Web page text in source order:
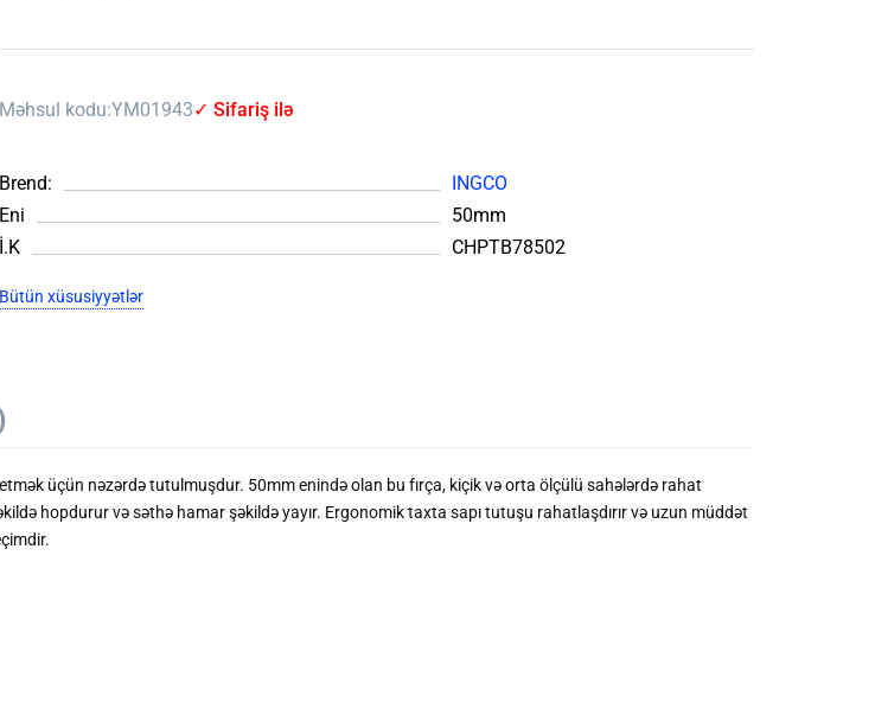
Məhsul kodu:YM01943✓ Sifariş ilə
Brend:
INGCO
Eni
50mm
İ.K
CHPTB78502
Bütün xüsusiyyətlər
üçün nəzərdə tutulmuşdur. 50mm enində olan bu fırça, kiçik və orta ölçülü sahələrdə rahat
hopdurur və səthə hamar şəkildə yayır. Ergonomik taxta sapı tutuşu rahatlaşdırır və uzun müddət